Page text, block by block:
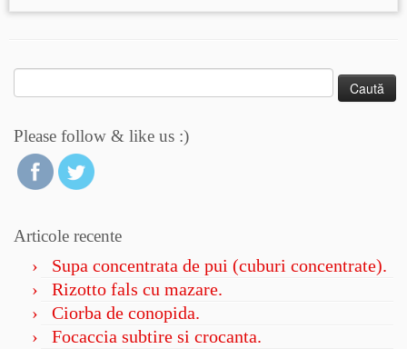
după:
Please follow & like us :)
Articole recente
Supa concentrata de pui (cuburi concentrate).
Rizotto fals cu mazare.
Ciorba de conopida.
Focaccia subtire si crocanta.